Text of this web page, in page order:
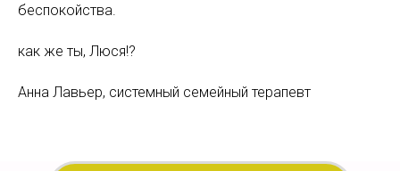
беспокойства.
как же ты, Люся!?
Анна Лавьер, системный семейный терапевт